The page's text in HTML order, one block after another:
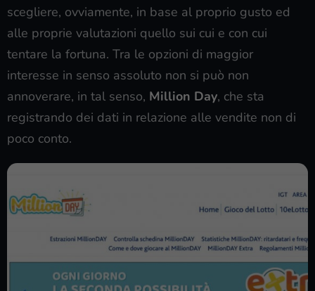
scegliere, ovviamente, in base al proprio gusto ed
alle proprie valutazioni quello sui cui e con cui
tentare la fortuna. Tra le opzioni di maggior
interesse in senso assoluto non si può non
annoverare, in tal senso, Million Day, che sta
registrando dei dati in relazione alle vendite non di
poco conto.